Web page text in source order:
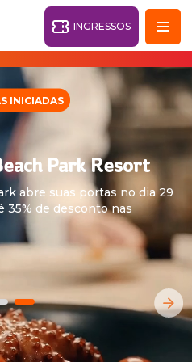
Fortaleza - CE 28°
INGRESSOS
INICIADAS
Park Resort
abre suas portas no dia 29
35% de desconto nas